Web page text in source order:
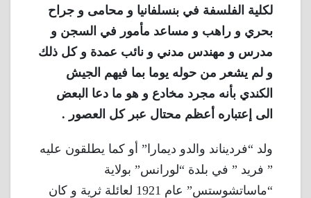
لكلية الفلسفة في بنسلفانيا و محامى و جراح
بحري و راهب و مساعد مأمور في السجن و
مدرس و مهندس مدني و نائب عمدة و كل ذلك
و لم يشعر من حوله يوما بما فيهم الجيش
الكندي بأنه مجرد مخادع و هو ما دعا البعض
الى إعتباره أعظم محتال عبر كل العصور .
ولد “فرديناند والدو ديمارا” أو كما يطلقون عليه
” فريد ” في بلدة “لورانس” بولاية
“ماساتشوستس” عام 1921 لعائلة ثرية و كان